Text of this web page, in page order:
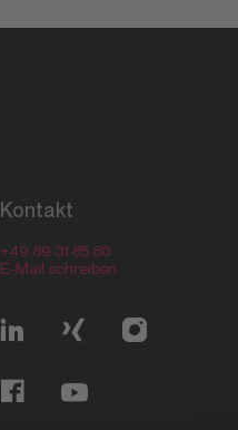
Kontakt
+49 89 31 85 80
E-Mail schreiben